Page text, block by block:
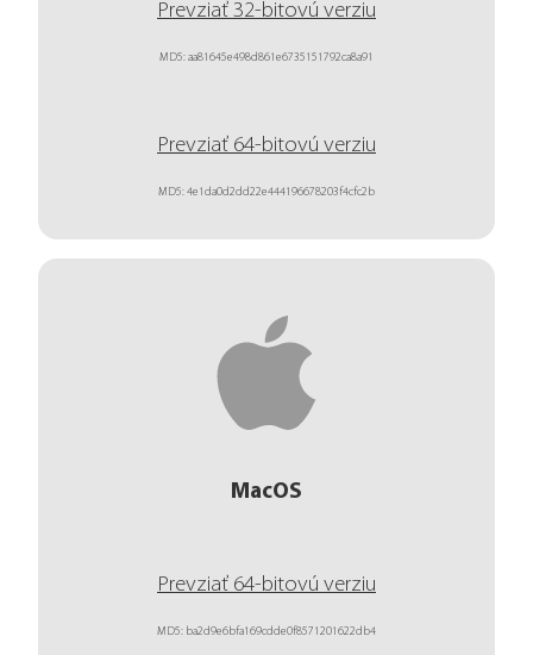
Prevziať 32-bitovú verziu
MD5: aa81645e498d861e6735151792ca8a91
Prevziať 64-bitovú verziu
MD5: 4e1da0d2dd22e444196678203f4cfc2b
MacOS
Prevziať 64-bitovú verziu
MD5: ba2d9e6bfa169cdde0f8571201622db4